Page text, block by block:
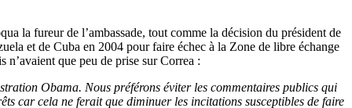
la fureur de l’ambassade, tout comme la décision du président de
et de Cuba en 2004 pour faire échec à la Zone de libre échange
que peu de prise sur Correa :
Obama. Nous préférons éviter les commentaires publics qui
car cela ne ferait que diminuer les incitations susceptibles de faire